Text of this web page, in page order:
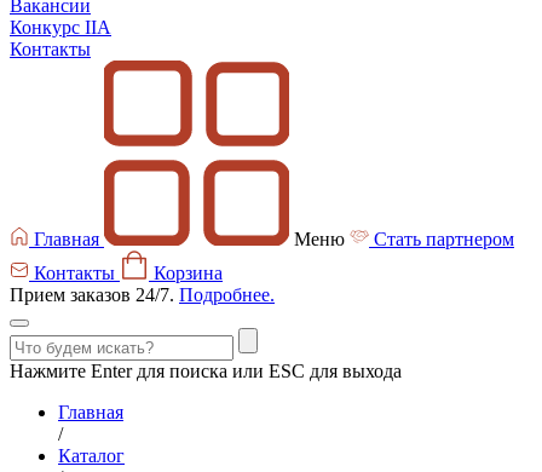
Вакансии
Конкурс IIA
Контакты
Главная Меню
Стать партнером
Контакты
Корзина
Прием заказов 24/7. Подробнее.
Нажмите Enter для поиска или ESC для выхода
Главная
/
Каталог